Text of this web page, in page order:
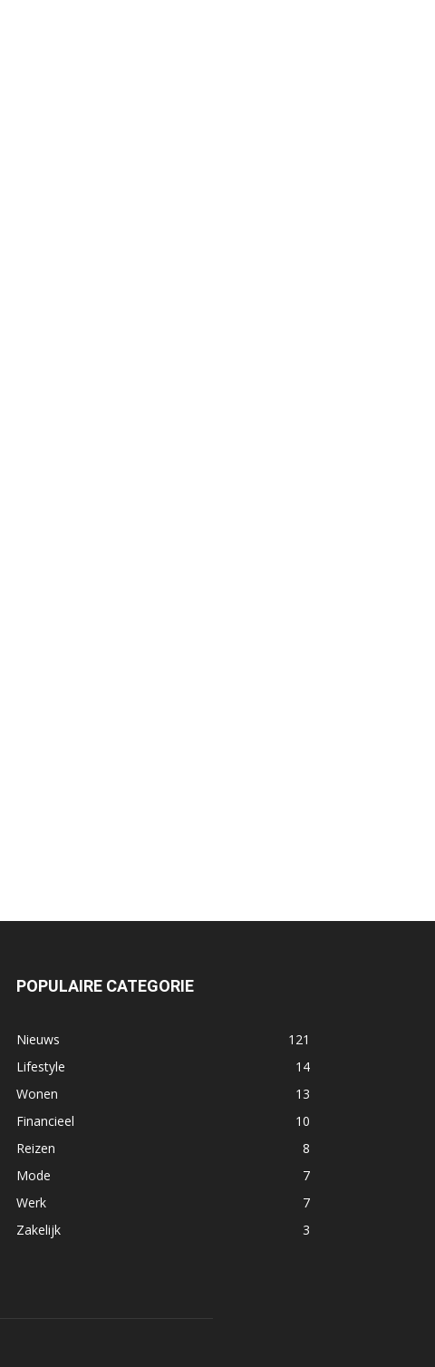
POPULAIRE CATEGORIE
Nieuws
121
Lifestyle
14
Wonen
13
Financieel
10
Reizen
8
Mode
7
Werk
7
Zakelijk
3